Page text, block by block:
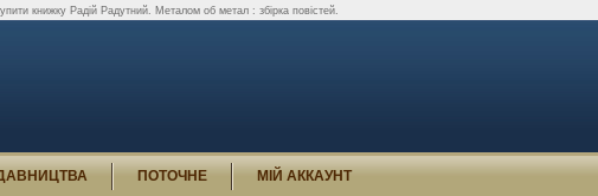
книжку Радій Радутний. Металом об метал : збірка повістей.
ПОТОЧНЕ МІЙ АККАУНТ